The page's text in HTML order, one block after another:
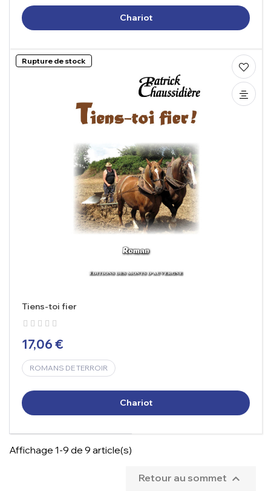
Chariot
Rupture de stock
Tiens-toi fier
17,06 €
ROMANS DE TERROIR
Chariot
Affichage 1-9 de 9 article(s)
Retour au sommet 